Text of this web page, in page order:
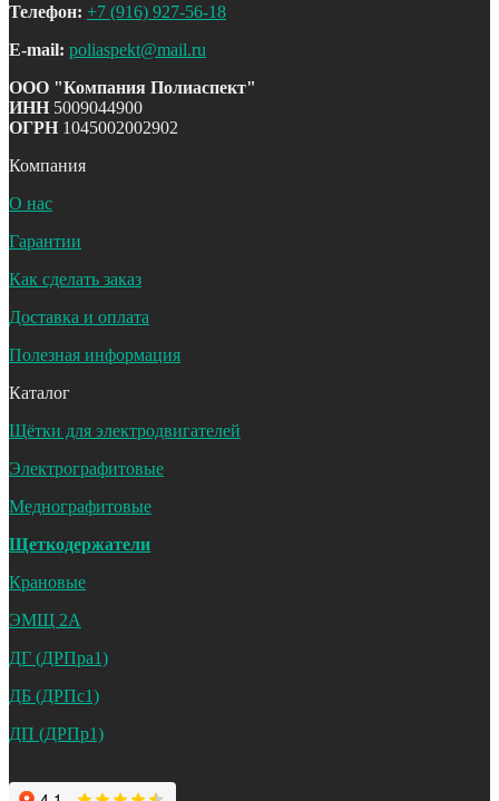
Телефон: +7 (916) 927-56-18
E-mail: poliaspekt@mail.ru
ООО "Компания Полиаспект"
ИНН 5009044900
ОГРН 1045002002902
Компания
О нас
Гарантии
Как сделать заказ
Доставка и оплата
Полезная информация
Каталог
Щётки для электродвигателей
Электрографитовые
Меднографитовые
Щеткодержатели
Крановые
ЭМЩ 2А
ДГ (ДРПра1)
ДБ (ДРПс1)
ДП (ДРПр1)